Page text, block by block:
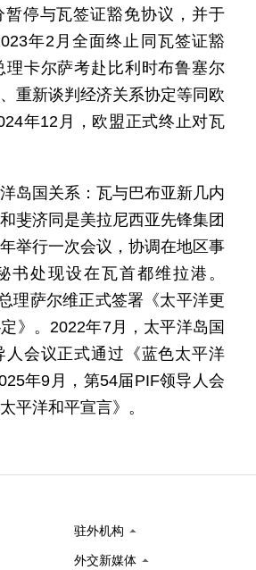
停与瓦签证豁免协议，并于
年2月全面终止同瓦签证豁
理卡尔萨考赴比利时布鲁塞尔
重新谈判经济关系协定等同欧
年12月，欧盟正式终止对瓦
岛国关系：瓦与巴布亚新几内
斐济同是美拉尼西亚先锋集团
举行一次会议，协调在地区事
书处现设在瓦首都维拉港。
理萨尔维正式签署《太平洋更
》。2022年7月，太平洋岛国
人会议正式通过《蓝色太平洋
年9月，第54届PIF领导人会
平洋和平宣言》。
驻外机构
外交新媒体